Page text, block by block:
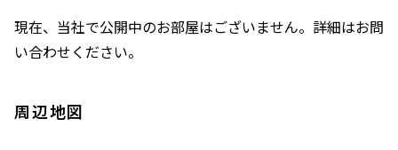
現在、当社で公開中のお部屋はございません。詳細はお問
い合わせください。
周辺地図